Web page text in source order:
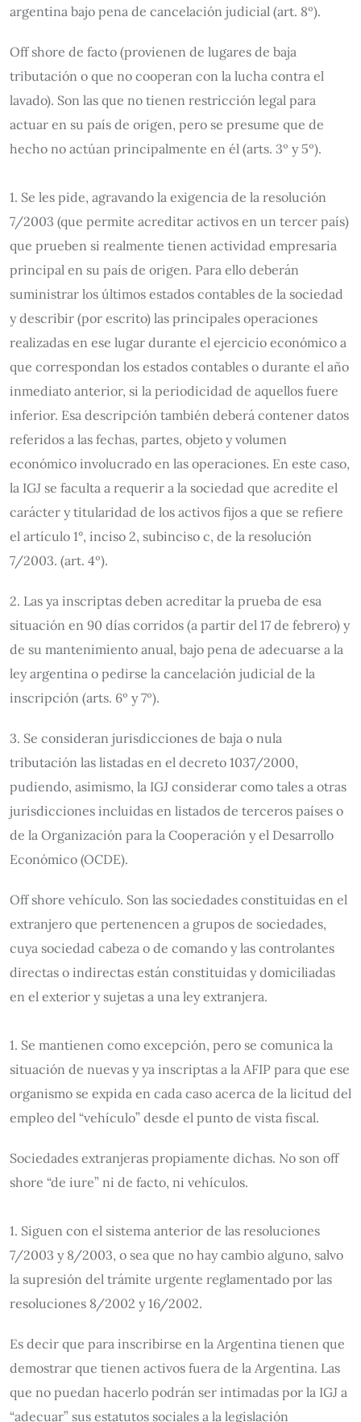
argentina bajo pena de cancelación judicial (art. 8º).
Off shore de facto (provienen de lugares de baja
tributación o que no cooperan con la lucha contra el
lavado). Son las que no tienen restricción legal para
actuar en su país de origen, pero se presume que de
hecho no actúan principalmente en él (arts. 3º y 5º).
1. Se les pide, agravando la exigencia de la resolución
7/2003 (que permite acreditar activos en un tercer país)
que prueben si realmente tienen actividad empresaria
principal en su país de origen. Para ello deberán
suministrar los últimos estados contables de la sociedad
y describir (por escrito) las principales operaciones
realizadas en ese lugar durante el ejercicio económico a
que correspondan los estados contables o durante el año
inmediato anterior, si la periodicidad de aquellos fuere
inferior. Esa descripción también deberá contener datos
referidos a las fechas, partes, objeto y volumen
económico involucrado en las operaciones. En este caso,
la IGJ se faculta a requerir a la sociedad que acredite el
carácter y titularidad de los activos fijos a que se refiere
el artículo 1°, inciso 2, subinciso c, de la resolución
7/2003. (art. 4º).
2. Las ya inscriptas deben acreditar la prueba de esa
situación en 90 días corridos (a partir del 17 de febrero) y
de su mantenimiento anual, bajo pena de adecuarse a la
ley argentina o pedirse la cancelación judicial de la
inscripción (arts. 6º y 7º).
3. Se consideran jurisdicciones de baja o nula
tributación las listadas en el decreto 1037/2000,
pudiendo, asimismo, la IGJ considerar como tales a otras
jurisdicciones incluidas en listados de terceros países o
de la Organización para la Cooperación y el Desarrollo
Económico (OCDE).
Off shore vehículo. Son las sociedades constituidas en el
extranjero que pertenencen a grupos de sociedades,
cuya sociedad cabeza o de comando y las controlantes
directas o indirectas están constituidas y domiciliadas
en el exterior y sujetas a una ley extranjera.
1. Se mantienen como excepción, pero se comunica la
situación de nuevas y ya inscriptas a la AFIP para que ese
organismo se expida en cada caso acerca de la licitud del
empleo del “vehículo” desde el punto de vista fiscal.
Sociedades extranjeras propiamente dichas. No son off
shore “de iure” ni de facto, ni vehículos.
1. Siguen con el sistema anterior de las resoluciones
7/2003 y 8/2003, o sea que no hay cambio alguno, salvo
la supresión del trámite urgente reglamentado por las
resoluciones 8/2002 y 16/2002.
Es decir que para inscribirse en la Argentina tienen que
demostrar que tienen activos fuera de la Argentina. Las
que no puedan hacerlo podrán ser intimadas por la IGJ a
“adecuar” sus estatutos sociales a la legislación